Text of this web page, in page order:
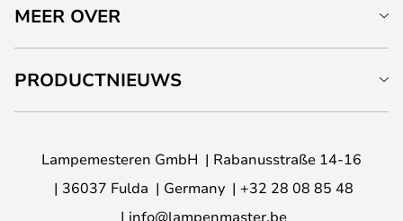
MEER OVER
PRODUCTNIEUWS
Lampemesteren GmbH
Rabanusstraße 14-16
36037 Fulda
Germany
+32 28 08 85 48
info@lampenmaster.be